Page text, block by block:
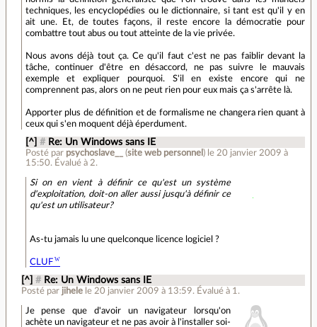
techniques, les encyclopédies ou le dictionnaire, si tant est qu'il y en
ait une. Et, de toutes façons, il reste encore la démocratie pour
combattre tout abus ou tout atteinte de la vie privée.
Nous avons déjà tout ça. Ce qu'il faut c'est ne pas faiblir devant la
tâche, continuer d'être en désaccord, ne pas suivre le mauvais
exemple et expliquer pourquoi. S'il en existe encore qui ne
comprennent pas, alors on ne peut rien pour eux mais ça s'arrête là.
Apporter plus de définition et de formalisme ne changera rien quant à
ceux qui s'en moquent déjà éperdument.
[^] # Re: Un Windows sans IE
Posté par psychoslave__ (site web personnel ) le 20 janvier 2009 à
15:50. Évalué à 2.
Si on en vient à définir ce qu'est un système
d'exploitation, doit-on aller aussi jusqu'à définir ce
qu'est un utilisateur?
As-tu jamais lu une quelconque licence logiciel ?
CLUF
[^] # Re: Un Windows sans IE
Posté par jihele le 20 janvier 2009 à 13:59. Évalué à 1 .
Je pense que d'avoir un navigateur lorsqu'on
achète un navigateur et ne pas avoir à l'installer soi-